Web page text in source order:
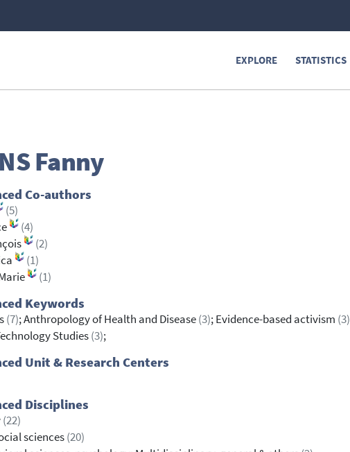
EXPLORE STATISTICS
Fanny
Co-authors
(5)
(4)
(2)
(1)
(1)
Keywords
(7); Anthropology of Health and Disease(3); Evidence-based activism (3)
Studies(3);
Unit & Research Centers
Disciplines
(22)
sciences(20)